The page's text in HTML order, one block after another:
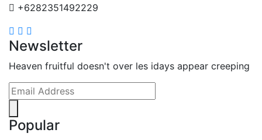
+6282351492229
Newsletter
Heaven fruitful doesn't over les idays appear creeping
Popular